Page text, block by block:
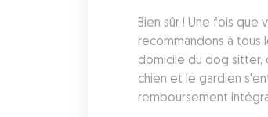
Bien sûr ! Une fois
recommandons à
domicile du dog sitter,
chien et le gardien
remboursement